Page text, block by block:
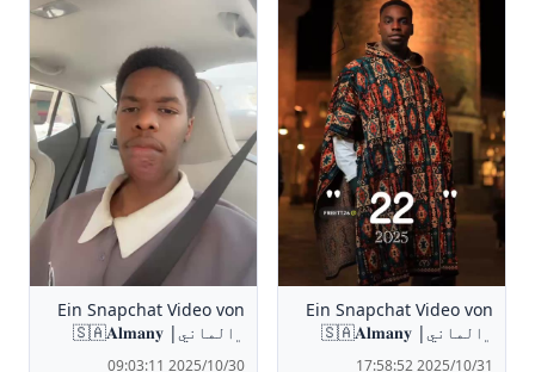
Ein Snapchat Video von
﮼الماني| 🇸🇦𝐀𝐥𝐦𝐚𝐧𝐲
2025/10/31 17:58:52
Ein Snapchat Video von
﮼الماني| 🇸🇦𝐀𝐥𝐦𝐚𝐧𝐲
2025/10/30 09:03:11